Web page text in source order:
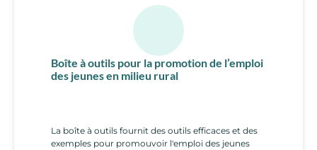
Boîte à outils pour la promotion de l’emploi
des jeunes en milieu rural
La boîte à outils fournit des outils efficaces et des
exemples pour promouvoir l'emploi des jeunes